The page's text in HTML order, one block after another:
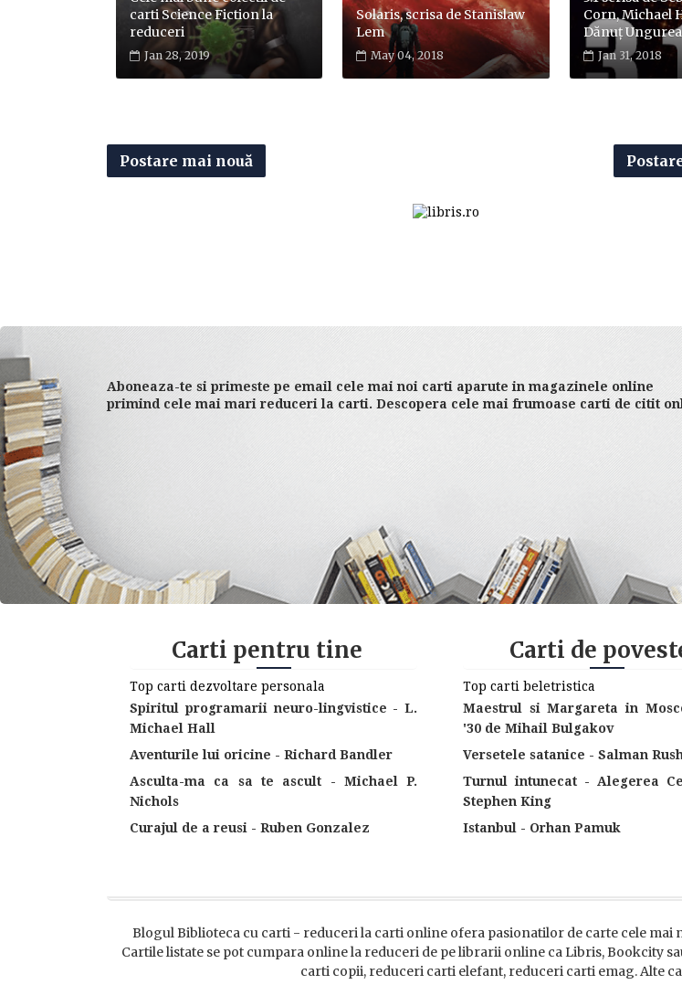
carti Science Fiction la
reduceri
Jan 28, 2019
Solaris, scrisa de Stanislaw
Lem
May 04, 2018
Corn, Michael
Dănuț
Jan 31, 2018
Postare mai nouă
Aboneaza-te si primeste pe email cele mai noi carti aparute in magazinele online
primind cele mai mari reduceri la carti. Descopera cele mai frumoase carti de citit
Carti pentru tine
Top carti dezvoltare personala
Spiritul programarii neuro-lingvistice - L.
Michael Hall
Aventurile lui oricine - Richard Bandler
Asculta-ma ca sa te ascult - Michael P.
Nichols
Curajul de a reusi - Ruben Gonzalez
Carti de
Top carti beletristica
Maestrul si Margareta in
'30 de Mihail Bulgakov
Versetele satanice - Salman
Turnul intunecat - Alegerea
Stephen King
Istanbul - Orhan Pamuk
Blogul Biblioteca cu carti - reduceri la carti online ofera pasionatilor de carte cele
Cartile listate se pot cumpara online la reduceri de pe librarii online ca Libris, Bookcity
carti copii, reduceri carti elefant, reduceri carti emag. Alte